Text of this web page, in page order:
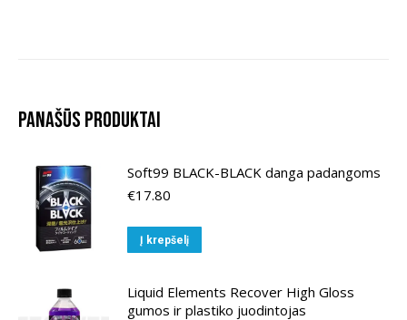
Panašūs produktai
Soft99 BLACK-BLACK danga padangoms
€17.80
Į krepšelį
Liquid Elements Recover High Gloss
gumos ir plastiko juodintojas